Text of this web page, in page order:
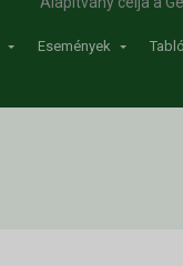
Események